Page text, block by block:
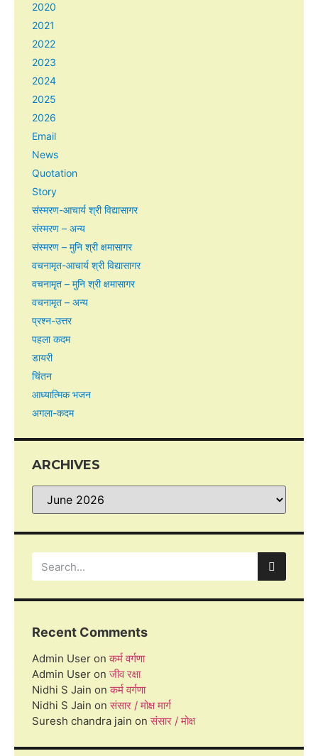
2020
2021
2022
2023
2024
2025
2026
Email
News
Quotation
Story
संस्मरण-आचार्य श्री विद्यासागर
संस्मरण – अन्य
संस्मरण – मुनि श्री क्षमासागर
वचनामृत-आचार्य श्री विद्यासागर
वचनामृत – मुनि श्री क्षमासागर
वचनामृत – अन्य
प्रश्न-उत्तर
पहला कदम
डायरी
चिंतन
आध्यात्मिक भजन
अगला-कदम
ARCHIVES
Recent Comments
Admin User onकर्म वर्गणा
Admin User onजीव रक्षा
Nidhi S Jain onकर्म वर्गणा
Nidhi S Jain onसंसार / मोक्ष मार्ग
Suresh chandra jain onसंसार / मोक्ष